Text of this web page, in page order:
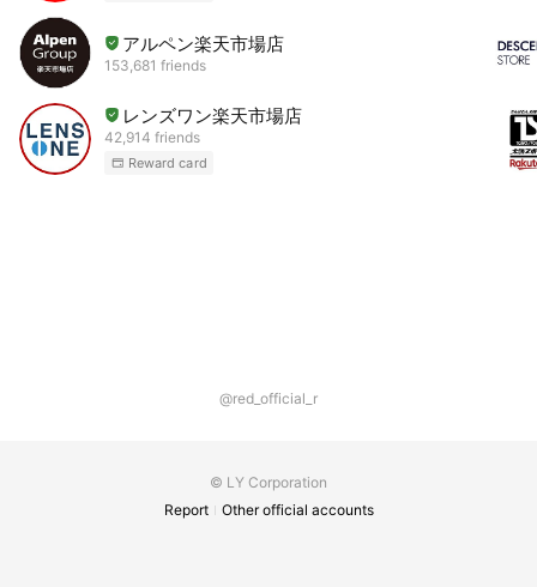
アルペン楽天市場店
153,681 friends
レンズワン楽天市場店
42,914 friends
Reward card
@red_official_r
© LY Corporation
Report
Other official accounts